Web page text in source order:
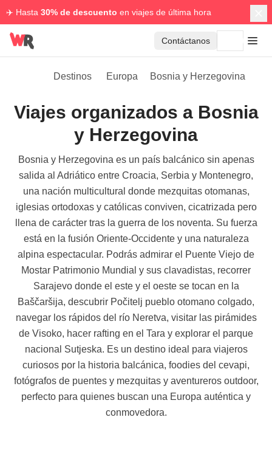
✈️ Hasta 30% de descuento en viajes de última hora
Contáctanos
Destinos Europa Bosnia y Herzegovina
Viajes organizados a Bosnia
y Herzegovina
Bosnia y Herzegovina es un país balcánico sin apenas
salida al Adriático entre Croacia, Serbia y Montenegro,
una nación multicultural donde mezquitas otomanas,
iglesias ortodoxas y católicas conviven, cicatrizada pero
llena de carácter tras la guerra de los noventa. Su fuerza
está en la fusión Oriente-Occidente y una naturaleza
alpina espectacular. Podrás admirar el Puente Viejo de
Mostar Patrimonio Mundial y sus clavadistas, recorrer
Sarajevo donde el este y el oeste se tocan en la
Baščaršija, descubrir Počitelj pueblo otomano colgado,
navegar los rápidos del río Neretva, visitar las pirámides
de Visoko, hacer rafting en el Tara y explorar el parque
nacional Sutjeska. Es un destino ideal para viajeros
curiosos por la historia balcánica, foodies del cevapi,
fotógrafos de puentes y mezquitas y aventureros outdoor,
perfecto para quienes buscan una Europa auténtica y
conmovedora.